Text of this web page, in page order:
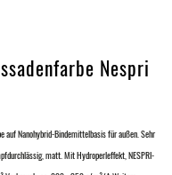
Nespri
auf Nanohybrid-Bindemittelbasis für außen. Sehr
matt. Mit Hydroperleffekt, NESPRI-